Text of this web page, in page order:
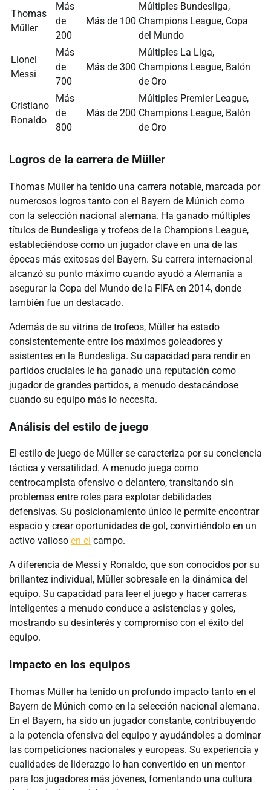
Thomas
Müller
Más
de
200
Más de 100
Múltiples Bundesliga,
Champions League, Copa
del Mundo
Lionel
Messi
Más
de
700
Más de 300
Múltiples La Liga,
Champions League, Balón
de Oro
Cristiano
Ronaldo
Más
de
800
Más de 200
Múltiples Premier League,
Champions League, Balón
de Oro
Logros de la carrera de Müller
Thomas Müller ha tenido una carrera notable, marcada por
numerosos logros tanto con el Bayern de Múnich como
con la selección nacional alemana. Ha ganado múltiples
títulos de Bundesliga y trofeos de la Champions League,
estableciéndose como un jugador clave en una de las
épocas más exitosas del Bayern. Su carrera internacional
alcanzó su punto máximo cuando ayudó a Alemania a
asegurar la Copa del Mundo de la FIFA en 2014, donde
también fue un destacado.
Además de su vitrina de trofeos, Müller ha estado
consistentemente entre los máximos goleadores y
asistentes en la Bundesliga. Su capacidad para rendir en
partidos cruciales le ha ganado una reputación como
jugador de grandes partidos, a menudo destacándose
cuando su equipo más lo necesita.
Análisis del estilo de juego
El estilo de juego de Müller se caracteriza por su conciencia
táctica y versatilidad. A menudo juega como
centrocampista ofensivo o delantero, transitando sin
problemas entre roles para explotar debilidades
defensivas. Su posicionamiento único le permite encontrar
espacio y crear oportunidades de gol, convirtiéndolo en un
activo valioso en el campo.
A diferencia de Messi y Ronaldo, que son conocidos por su
brillantez individual, Müller sobresale en la dinámica del
equipo. Su capacidad para leer el juego y hacer carreras
inteligentes a menudo conduce a asistencias y goles,
mostrando su desinterés y compromiso con el éxito del
equipo.
Impacto en los equipos
Thomas Müller ha tenido un profundo impacto tanto en el
Bayern de Múnich como en la selección nacional alemana.
En el Bayern, ha sido un jugador constante, contribuyendo
a la potencia ofensiva del equipo y ayudándoles a dominar
las competiciones nacionales y europeas. Su experiencia y
cualidades de liderazgo lo han convertido en un mentor
para los jugadores más jóvenes, fomentando una cultura